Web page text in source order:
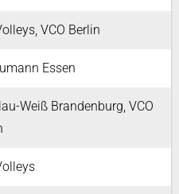
VCO Berlin
Essen
Weiß Brandenburg, VCO